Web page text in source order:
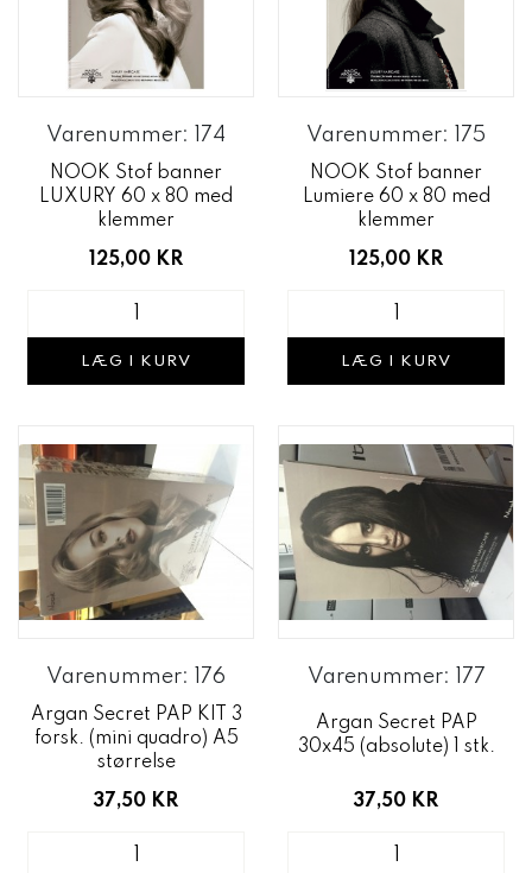
Varenummer: 174
NOOK Stof banner
LUXURY 60 x 80 med
klemmer
125,00 KR
LÆG I KURV
Varenummer: 175
NOOK Stof banner
Lumiere 60 x 80 med
klemmer
125,00 KR
LÆG I KURV
Varenummer: 176
Argan Secret PAP KIT 3
forsk. (mini quadro) A5
størrelse
37,50 KR
Varenummer: 177
Argan Secret PAP
30x45 (absolute) 1 stk.
37,50 KR